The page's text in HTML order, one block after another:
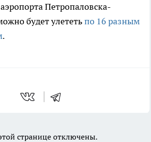
Петропаловска-
будет улететьпо 16 разным
.
странице отключены.